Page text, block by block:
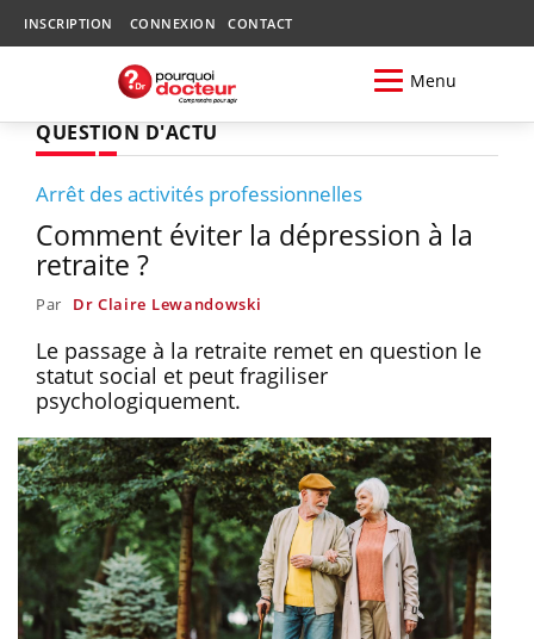
INSCRIPTION CONNEXION CONTACT
Menu
QUESTION D'ACTU
Arrêt des activités professionnelles
Comment éviter la dépression à la
retraite ?
Par Dr Claire Lewandowski
Le passage à la retraite remet en question le
statut social et peut fragiliser
psychologiquement.